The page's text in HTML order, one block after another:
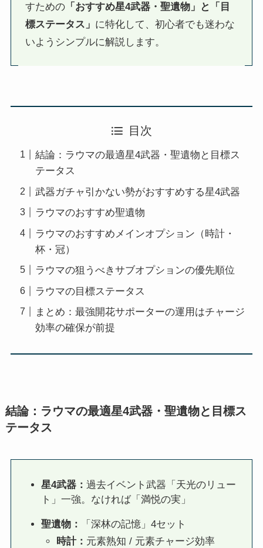
すための 「おすすめ星4武器・聖遺物」と「目
標ステータス」 に特化して、初心者でも迷わな
いようシンプルに解説します。
目次
結論：ラウマの最適星4武器・聖遺物と目標ス
テータス
武器ガチャ引かない勢がおすすめする星4武器
ラウマのおすすめ聖遺物
ラウマのおすすめメインオプション（時計・
杯・冠）
ラウマの狙うべきサブオプションの優先順位
ラウマの目標ステータス
まとめ：最強開花サポーターの運用はチャージ
効率の確保が前提
結論：ラウマの最適星4武器・聖遺物と目標ス
テータス
星4武器： 過去イベント武器「天光のリュー
ト」一強。なければ「満悦の実」
聖遺物：
「深林の記憶」4セット
時計： 元素熟知 / 元素チャージ効率